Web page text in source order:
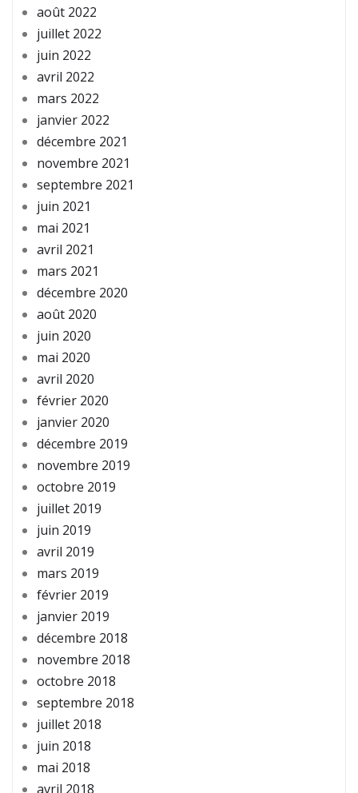
août 2022
juillet 2022
juin 2022
avril 2022
mars 2022
janvier 2022
décembre 2021
novembre 2021
septembre 2021
juin 2021
mai 2021
avril 2021
mars 2021
décembre 2020
août 2020
juin 2020
mai 2020
avril 2020
février 2020
janvier 2020
décembre 2019
novembre 2019
octobre 2019
juillet 2019
juin 2019
avril 2019
mars 2019
février 2019
janvier 2019
décembre 2018
novembre 2018
octobre 2018
septembre 2018
juillet 2018
juin 2018
mai 2018
avril 2018